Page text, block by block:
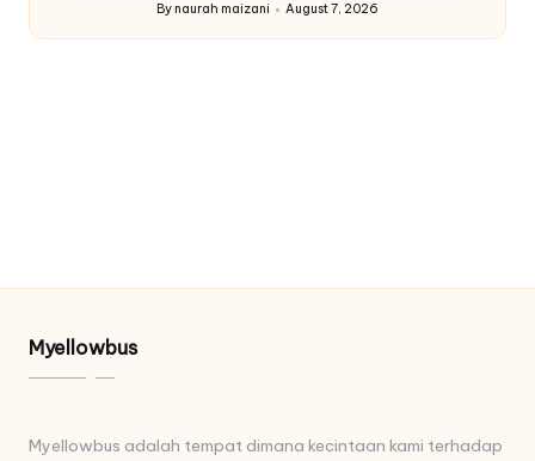
Posted
By naurah maizani August 7, 2026
Myellowbus
Myellowbus adalah tempat dimana kecintaan kami terhadap